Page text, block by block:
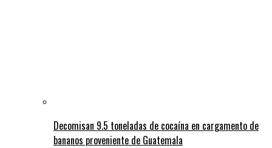
Decomisan 9.5 toneladas de cocaína en cargamento de
bananos proveniente de Guatemala